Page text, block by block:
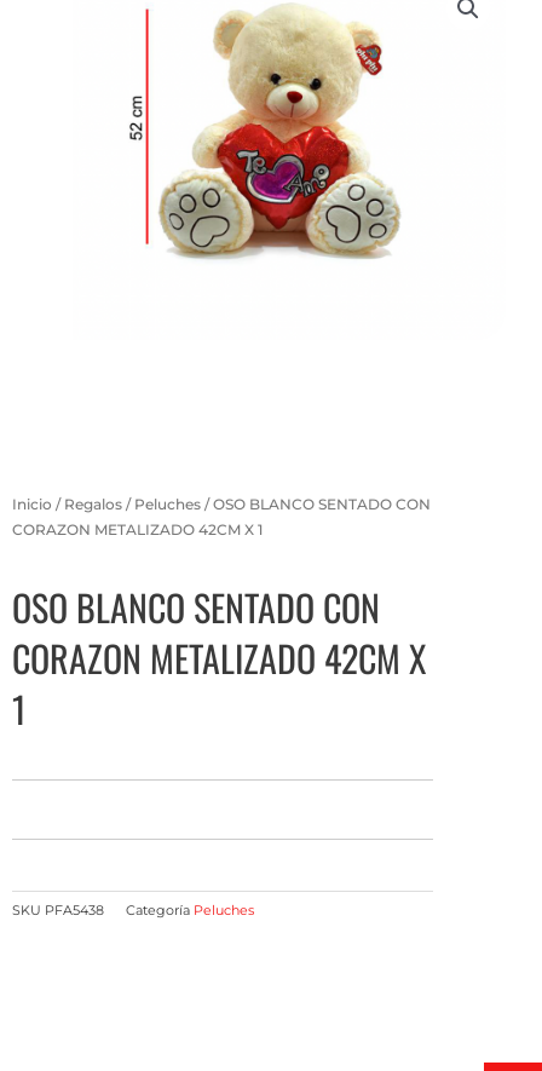
Inicio / Regalos / Peluches / OSO BLANCO SENTADO CON
CORAZON METALIZADO 42CM X 1
OSO BLANCO SENTADO CON
CORAZON METALIZADO 42CM X
1
SKU PFA5438 Categoría Peluches